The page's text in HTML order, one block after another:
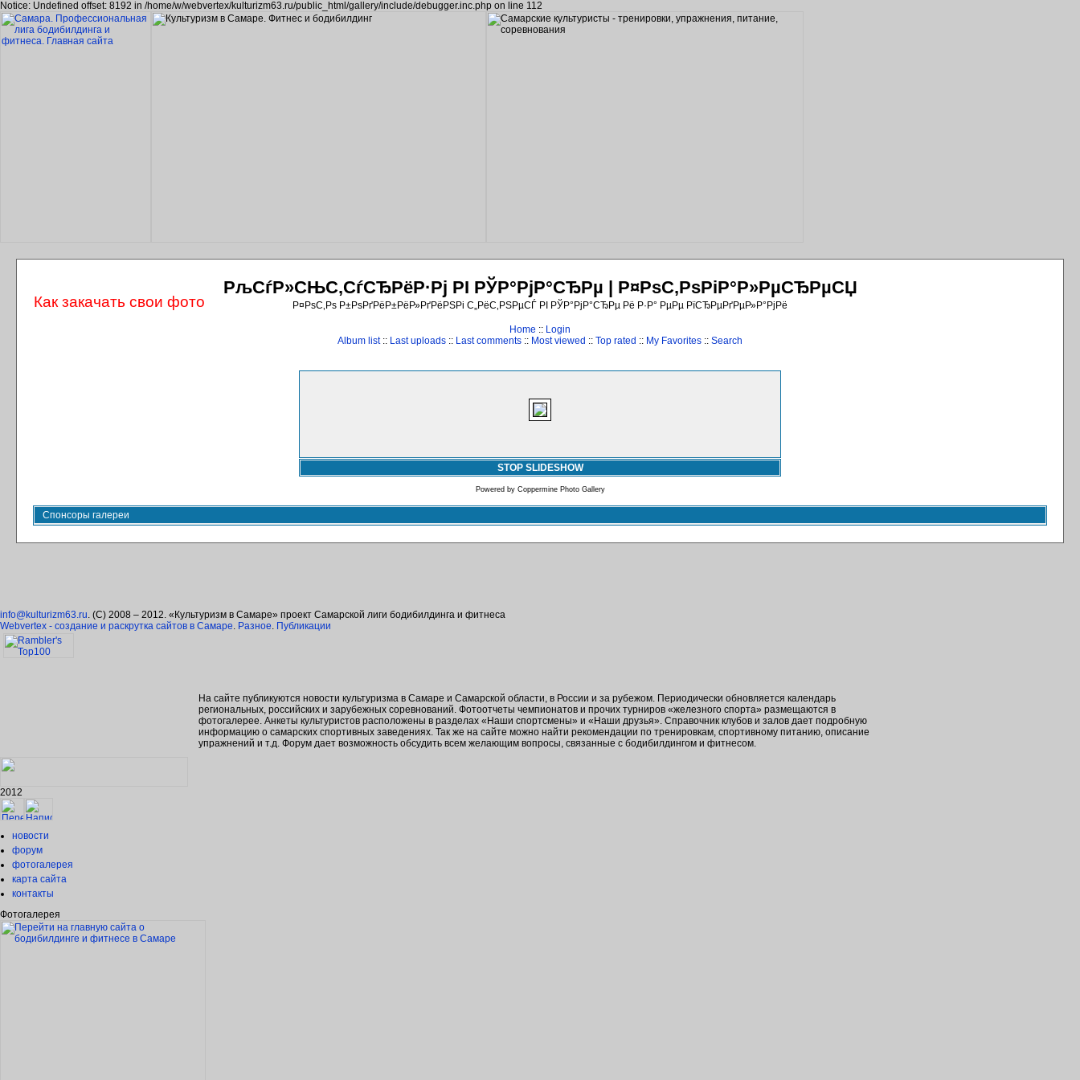
Notice: Undefined offset: 8192 in /home/w/webvertex/kulturizm63.ru/public_html/gallery/include/debugger.inc.php on line 112
РљСѓР»СЊС‚СѓСЂРёР·Рј РІ РЎР°РјР°СЂРµ | Р¤РѕС‚РѕРіР°Р»РµСЂРµСЏ
Р¤РѕС‚Рѕ Р±РѕРґРёР±РёР»РґРёРЅРі С„РёС‚РЅРµСЃ РІ РЎР°РјР°СЂРµ Рё Р·Р° РµРµ РїСЂРµРґРµР»Р°РјРё
Home :: Login
Album list:: Last uploads :: Last comments :: Most viewed :: Top rated :: My Favorites :: Search
STOP SLIDESHOW
Powered by Coppermine Photo Gallery
Спонсоры галереи
info@kulturizm63.ru. (C) 2008 – 2012. «Культуризм в Самаре» проект Самарской лиги бодибилдинга и фитнеса
Webvertex - создание и раскрутка сайтов в Самаре. Разное. Публикации
На сайте публикуются новости культуризма в Самаре и Самарской области, в России и за рубежом. Периодически обновляется календарь
региональных, российских и зарубежных соревнований. Фотоотчеты чемпионатов и прочих турниров «железного спорта» размещаются в
фотогалерее. Анкеты культуристов расположены в разделах «Наши спортсмены» и «Наши друзья». Справочник клубов и залов дает подробную
информацию о самарских спортивных заведениях. Так же на сайте можно найти рекомендации по тренировкам, спортивному питанию, описание
упражнений и т.д. Форум дает возможность обсудить всем желающим вопросы, связанные с бодибилдингом и фитнесом.
2012
новости
форум
фотогалерея
карта сайта
контакты
Фотогалерея
Как закачать свои фото